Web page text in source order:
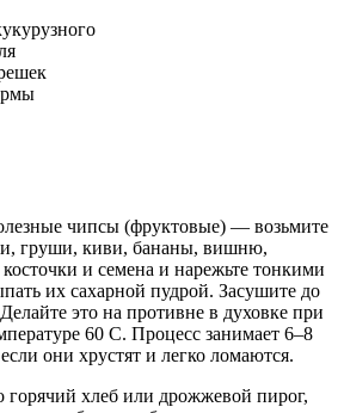
чипсы (фруктовые) — возьмите
груши, киви, бананы, вишню,
и семена и нарежьте тонкими
их сахарной пудрой. Засушите до
это на противне в духовке при
60 С. Процесс занимает 6–8
они хрустят и легко ломаются.
горячий хлеб или дрожжевой пирог,